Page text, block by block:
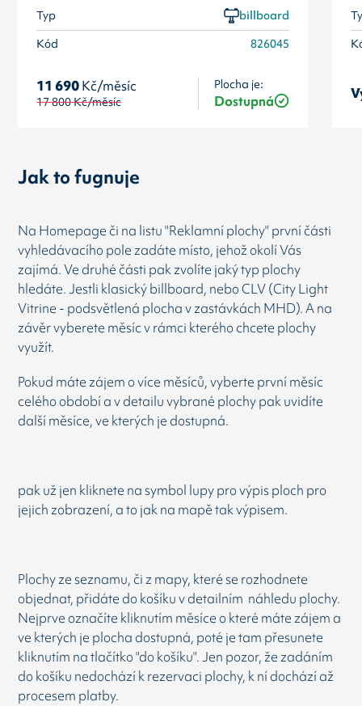
Typ
billboard
Kód
826045
11 690Kč/měsíc
17 800Kč/měsíc
Plocha je:
Dostupná
Jak to fugnuje
Na Homepage či na listu "Reklamní plochy" první části
vyhledávacího pole zadáte místo, jehož okolí Vás
zajímá. Ve druhé části pak zvolíte jaký typ plochy
hledáte. Jestli klasický billboard, nebo CLV (City Light
Vitrine - podsvětlená plocha v zastávkách MHD). A na
závěr vyberete měsíc v rámci kterého chcete plochy
využít.
Pokud máte zájem o více měsíců, vyberte první měsíc
celého období a v detailu vybrané plochy pak uvidíte
další měsíce, ve kterých je dostupná.
pak už jen kliknete na symbol lupy pro výpis ploch pro
jejich zobrazení, a to jak na mapě tak výpisem.
Plochy ze seznamu, či z mapy, které se rozhodnete
objednat, přidáte do košíku v detailním náhledu plochy.
Nejprve označíte kliknutím měsíce o které máte zájem a
ve kterých je plocha dostupná, poté je tam přesunete
kliknutím na tlačítko "do košíku". Jen pozor, že zadáním
do košíku nedochází k rezervaci plochy, k ní dochází až
procesem platby.